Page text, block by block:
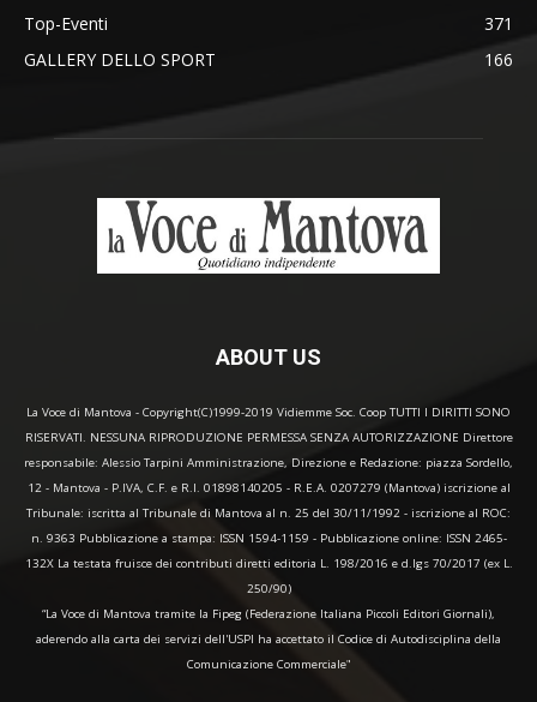
Top-Eventi
371
GALLERY DELLO SPORT
166
ABOUT US
La Voce di Mantova - Copyright(C)1999-2019 Vidiemme Soc. Coop TUTTI I DIRITTI SONO
RISERVATI. NESSUNA RIPRODUZIONE PERMESSA SENZA AUTORIZZAZIONE Direttore
responsabile: Alessio Tarpini Amministrazione, Direzione e Redazione: piazza Sordello,
12 - Mantova - P.IVA, C.F. e R.I. 01898140205 - R.E.A. 0207279 (Mantova) iscrizione al
Tribunale: iscritta al Tribunale di Mantova al n. 25 del 30/11/1992 - iscrizione al ROC:
n. 9363 Pubblicazione a stampa: ISSN 1594-1159 - Pubblicazione online: ISSN 2465-
132X La testata fruisce dei contributi diretti editoria L. 198/2016 e d.lgs 70/2017 (ex L.
250/90)
“La Voce di Mantova tramite la Fipeg (Federazione Italiana Piccoli Editori Giornali),
aderendo alla carta dei servizi dell'USPI ha accettato il Codice di Autodisciplina della
Comunicazione Commerciale"